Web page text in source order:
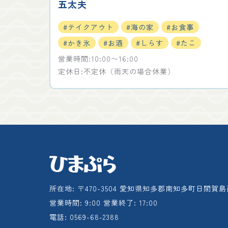
五太夫
#テイクアウト #海の家
#お食事
#かき氷
#お酒 #しらす
#たこ
営業時間:10:00〜16:00
定休日:不定休（雨天の場合休業）
所在地: 〒470-3504 愛知県知多郡南知多町日間賀
営業時間: 9:00 営業終了: 17:00
電話: 0569-68-2388